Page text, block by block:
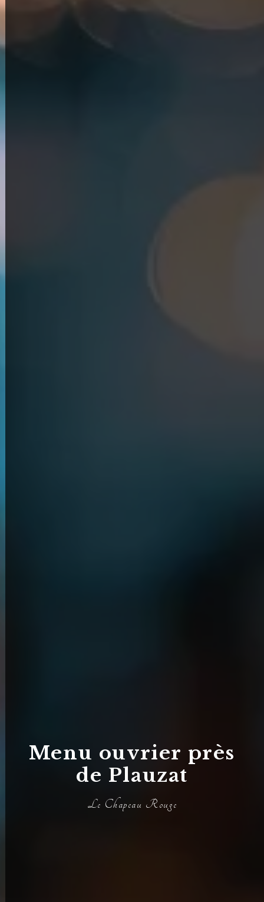
Menu ouvrier près
de Plauzat
Le Chapeau Rouge